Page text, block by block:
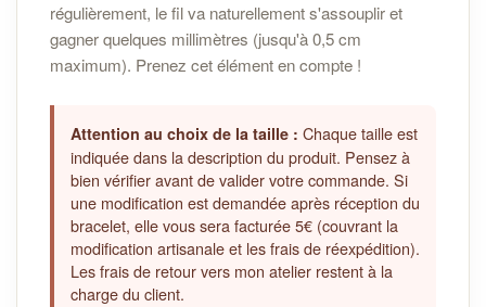
régulièrement, le fil va naturellement s'assouplir et
gagner quelques millimètres (jusqu'à 0,5 cm
maximum). Prenez cet élément en compte !
Attention au choix de la taille : Chaque taille est
indiquée dans la description du produit. Pensez à
bien vérifier avant de valider votre commande. Si
une modification est demandée après réception du
bracelet, elle vous sera facturée 5€ (couvrant la
modification artisanale et les frais de réexpédition).
Les frais de retour vers mon atelier restent à la
charge du client.